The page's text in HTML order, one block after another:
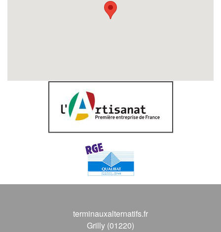
terminauxalternatifs.fr
Grilly (01220)